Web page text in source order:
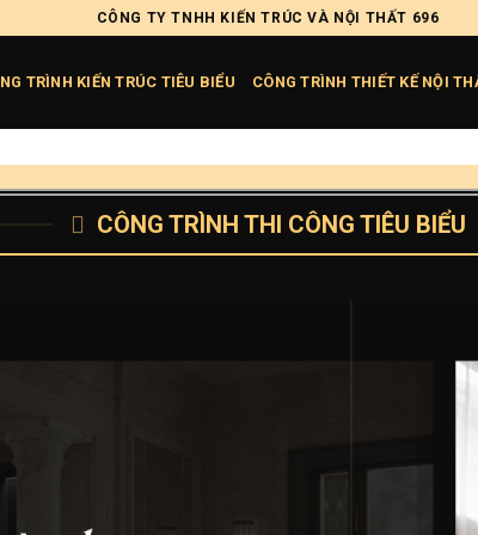
CÔNG TY TNHH KIẾN TRÚC VÀ NỘI THẤT 696
TRÌNH KIẾN TRÚC TIÊU BIỂU CÔNG TRÌNH THIẾT KẾ NỘI
CÔNG TRÌNH THI CÔNG TIÊU BIỂU